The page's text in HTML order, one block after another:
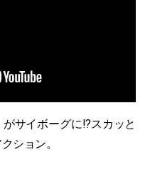
サイボーグに!?スカッと
ション。